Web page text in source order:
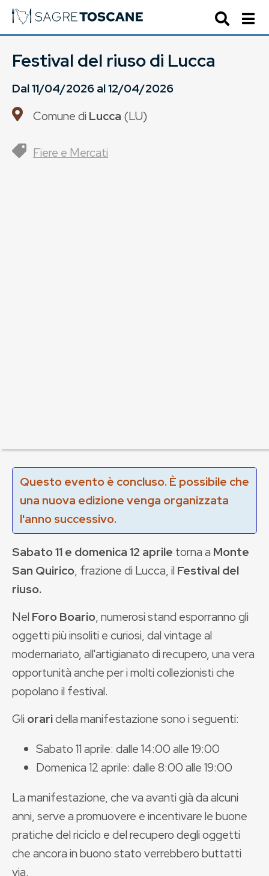
Festival del riuso di Lucca
Dal11/04/2026al12/04/2026
Comune di Lucca (LU)
Fiere e Mercati
Questo evento è concluso. È possibile che
una nuova edizione venga organizzata
l'anno successivo.
Sabato 11 e domenica 12 aprile torna a Monte
San Quirico, frazione di Lucca,il Festival del
riuso.
Nel Foro Boario, numerosi stand esporranno gli
oggetti più insoliti e curiosi, dal vintage al
modernariato, all'artigianato di recupero, una vera
opportunità anche per i molti collezionisti che
popolano il festival.
Gli oraridella manifestazione sono i seguenti:
Sabato 11 aprile: dalle 14:00 alle 19:00
Domenica 12 aprile: dalle 8:00 alle 19:00
La manifestazione, che va avanti già da alcuni
anni, serve a promuovere e incentivare le buone
pratiche del riciclo e del recupero degli oggetti
che ancora in buono stato verrebbero buttatti
via.